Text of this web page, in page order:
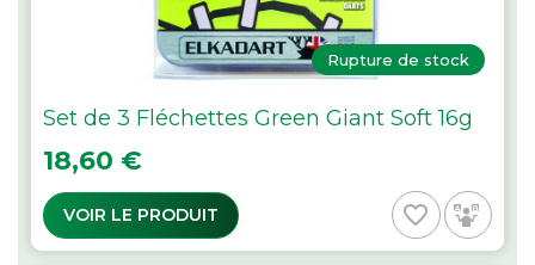
Rupture de stock
Set de 3 Fléchettes Green Giant Soft 16g
Prix
18,60 €
VOIR LE PRODUIT favorite_border